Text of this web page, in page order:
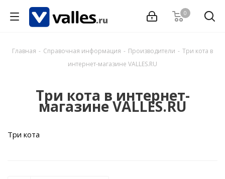
0
Главная - Справочная информация - Производители - Три кота в
интернет-магазине VALLES.RU
Три кота в интернет-
магазине VALLES.RU
Три кота